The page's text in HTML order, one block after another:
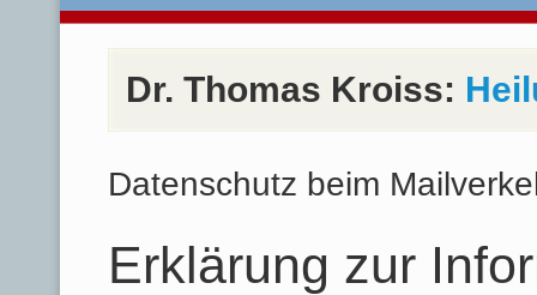
Dr. Thomas Kroiss:
Datenschutz beim
Erklärung zur